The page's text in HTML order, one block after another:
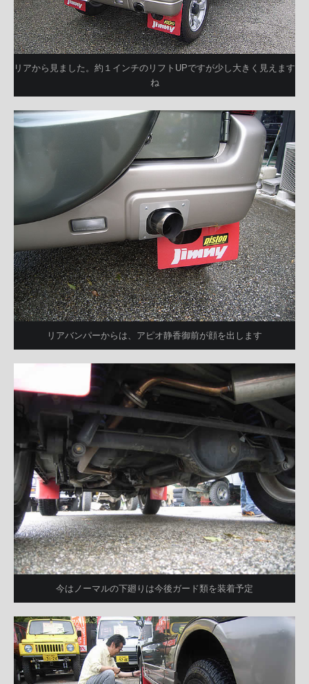
リアから見ました。約１インチのリフトUPですが少し大きく見えます
ね
リアバンパーからは、アピオ静香御前が顔を出します
今はノーマルの下廻りは今後ガード類を装着予定